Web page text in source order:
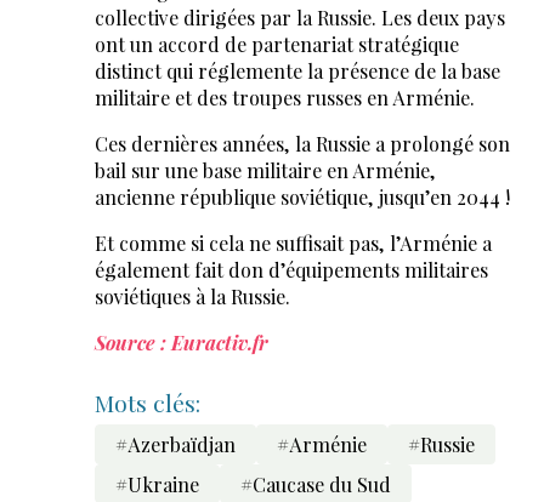
collective dirigées par la Russie. Les deux pays
ont un accord de partenariat stratégique
distinct qui réglemente la présence de la base
militaire et des troupes russes en Arménie.
Ces dernières années, la Russie a prolongé son
bail sur une base militaire en Arménie,
ancienne république soviétique, jusqu’en 2044 !
Et comme si cela ne suffisait pas, l’Arménie a
également fait don d’équipements militaires
soviétiques à la Russie.
Source : Euractiv.fr
Mots clés:
#Azerbaïdjan #Arménie
#Russie
#Ukraine
#Caucase du Sud